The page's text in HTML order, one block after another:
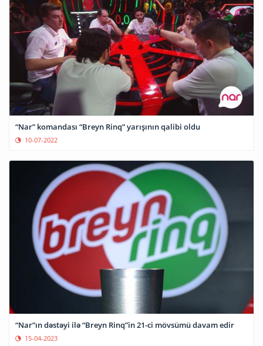
“Nar” komandası “Breyn Rinq” yarışının qalibi oldu
10-07-2022
“Nar”ın dəstəyi ilə “Breyn Rinq”in 21-ci mövsümü davam edir
15-04-2023